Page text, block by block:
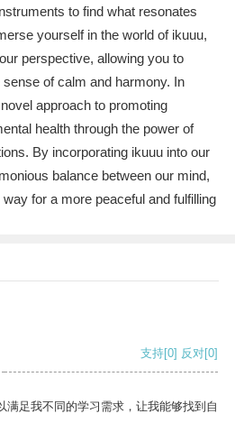
to find what resonates
yourself in the world of ikuuu,
perspective, allowing you to
of calm and harmony. In
approach to promoting
health through the power of
By incorporating ikuuu into our
balance between our mind,
for a more peaceful and fulfilling
支持[0] 反对[0]
满足我不同的学习需求，让我能够找到自